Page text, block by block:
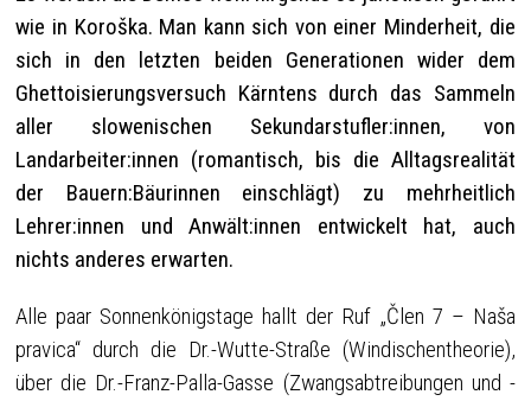
wie in Koroška. Man kann sich von einer Minderheit, die
sich in den letzten beiden Generationen wider dem
Ghettoisierungsversuch Kärntens durch das Sammeln
aller slowenischen Sekundarstufler:innen, von
Landarbeiter:innen (romantisch, bis die Alltagsrealität
der Bauern:Bäurinnen einschlägt) zu mehrheitlich
Lehrer:innen und Anwält:innen entwickelt hat, auch
nichts anderes erwarten.
Alle paar Sonnenkönigstage hallt der Ruf „Člen 7 – Naša
pravica“ durch die Dr.-Wutte-Straße (Windischentheorie),
über die Dr.-Franz-Palla-Gasse (Zwangsabtreibungen und -